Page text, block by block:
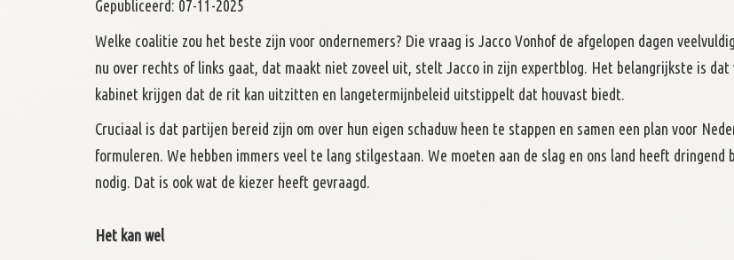
Gepubliceerd: 07-11-2025
Welke coalitie zou het beste zijn voor ondernemers? Die vraag is Jacco Vonhof de afgelopen dagen
nu over rechts of links gaat, dat maakt niet zoveel uit, stelt Jacco in zijn expertblog. Het belangrijkste is dat
kabinet krijgen dat de rit kan uitzitten en langetermijnbeleid uitstippelt dat houvast biedt.
Cruciaal is dat partijen bereid zijn om over hun eigen schaduw heen te stappen en samen een plan voor
formuleren. We hebben immers veel te lang stilgestaan. We moeten aan de slag en ons land heeft dringend
nodig. Dat is ook wat de kiezer heeft gevraagd.
Het kan wel